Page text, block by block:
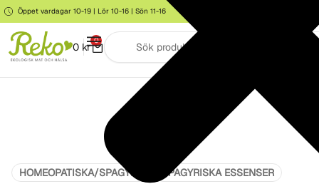
Öppet vardagar 10-19 | Lör 10-16 | Sön 11-16
0 kr
0
HOMEOPATISKA/SPAGYRIK SPAGYRISKA ESSENSER